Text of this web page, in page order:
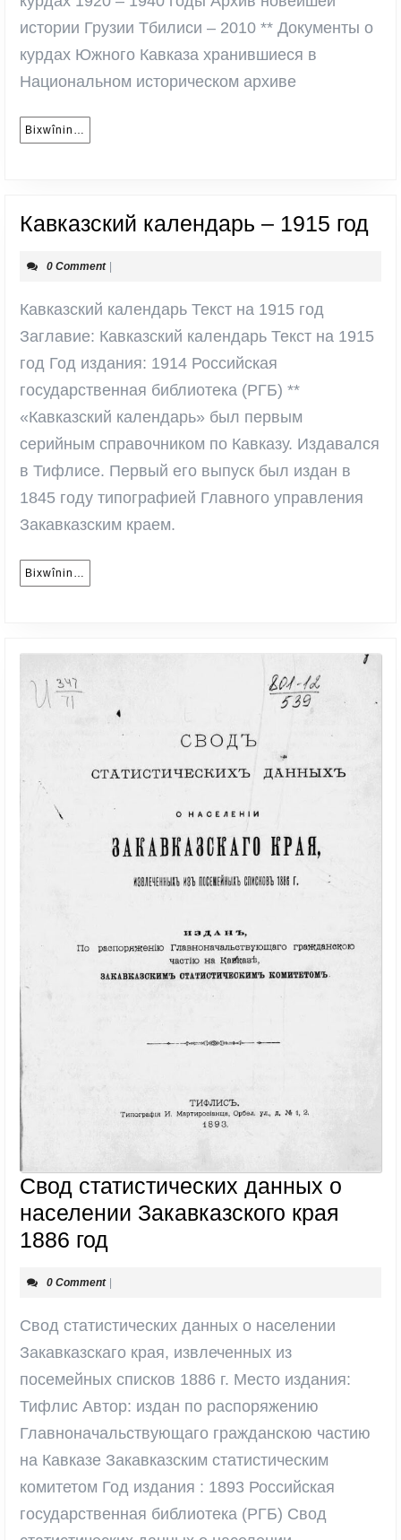
историческом
архиве
Грузии
истории Грузии Тбилиси – 2010 ** Документы о
курдах Южного Кавказа хранившиеся в
Национальном историческом архиве
Bixwînin…
Кавказский календарь – 1915 год
год
0 Comment
Кавказский календарь Текст на 1915 год
Заглавие: Кавказский календарь Текст на 1915
год Год издания: 1914 Российская
государственная библиотека (РГБ) **
«Кавказский календарь» был первым
серийным справочником по Кавказу. Издавался
в Тифлисе. Первый его выпуск был издан в
1845 году типографией Главного управления
Закавказским краем.
Bixwînin…
Свод статистических данных о
населении Закавказского края
1886 год
о
населении
Закавказского
края
1886
год
0 Comment |
Свод статистических данных о населении
Закавказскаго края, извлеченных из
посемейных списков 1886 г. Место издания:
Тифлис Автор: издан по распоряжению
Главноначальствующаго гражданскою частию
на Кавказе Закавказским статистическим
комитетом Год издания : 1893 Российская
государственная библиотека (РГБ) Свод